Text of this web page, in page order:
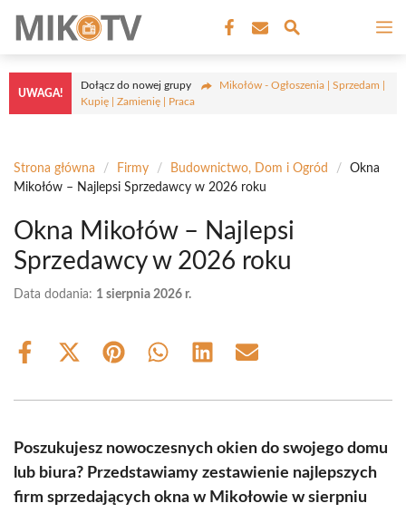
treści
UWAGA!
Dołącz do nowej grupy
Mikołów - Ogłoszenia | Sprzedam |
Kupię | Zamienię | Praca
Strona główna / Firmy / Budownictwo, Dom i Ogród /
Okna
Mikołów – Najlepsi Sprzedawcy w 2026 roku
Okna Mikołów – Najlepsi
Sprzedawcy w 2026 roku
Data dodania: 1 sierpnia 2026 r.
Share
Share
(Twitter)
Share Share Share Share
Poszukujesz nowoczesnych okien do swojego domu
lub biura? Przedstawiamy zestawienie najlepszych
firm sprzedających okna w Mikołowie w sierpniu